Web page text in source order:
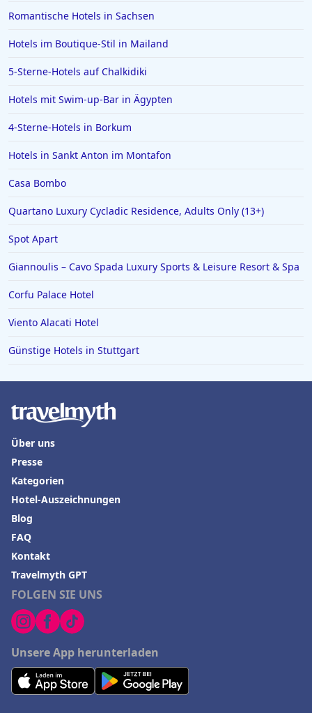
Hotels in Bregenz
Hotels in Paguera
Hotels in Achen See
Hotels in Marburg Biedenkopf
Hotels in Cochem
Hotels in Karibische Inseln
Hotels in Boppard
Romantische Hotels in Sachsen
Hotels im Boutique-Stil in Mailand
5-Sterne-Hotels auf Chalkidiki
Hotels mit Swim-up-Bar in Ägypten
4-Sterne-Hotels in Borkum
Hotels in Sankt Anton im Montafon
Casa Bombo
Quartano Luxury Cycladic Residence, Adults Only (13+)
Spot Apart
Giannoulis – Cavo Spada Luxury Sports & Leisure Resort & Spa
Corfu Palace Hotel
Viento Alacati Hotel
Günstige Hotels in Stuttgart
FOLGEN SIE UNS
Unsere App herunterladen
Über uns
Presse
Kategorien
Hotel-Auszeichnungen
Blog
FAQ
Kontakt
Travelmyth GPT